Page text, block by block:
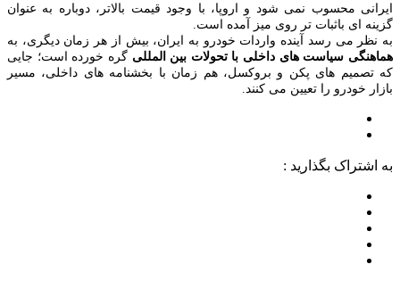
ایرانی محسوب نمی‌ شود و اروپا، با وجود قیمت بالاتر، دوباره به‌ عنوان
گزینه‌ ای باثبات‌ تر روی میز آمده است.
به نظر می‌ رسد آینده واردات خودرو به ایران، بیش از هر زمان دیگری، به
هماهنگی سیاست‌ های داخلی با تحولات بین‌ المللی گره خورده است؛ جایی
که تصمیم‌ های پکن و بروکسل، هم‌ زمان با بخشنامه‌ های داخلی، مسیر
بازار خودرو را تعیین می‌ کنند.
به اشتراک بگذارید :